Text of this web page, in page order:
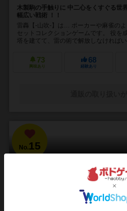
木製駒の手触りに 中二心をくすぐる世
幅広い戦術 ！！
雷轟【-山吹-】は… ポーカーや麻雀の
セットコレクションゲームです。 役を
塔を建てて、雷の術で解放しなければ
73
興味あり
68
経験あり
No.15
Bloodborne: The